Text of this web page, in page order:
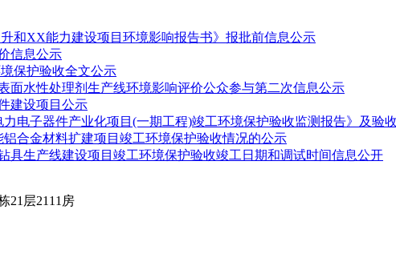
和XX能力建设项目环境影响报告书》报批前信息公示
信息公示
保护验收全文公示
面水性处理剂生产线环境影响评价公众参与第二次信息公示
建设项目公示
电子器件产业化项目(一期工程)竣工环境保护验收监测报告》及验
合金材料扩建项目竣工环境保护验收情况的公示
具生产线建设项目竣工环境保护验收竣工日期和调试时间信息公开
21层2111房